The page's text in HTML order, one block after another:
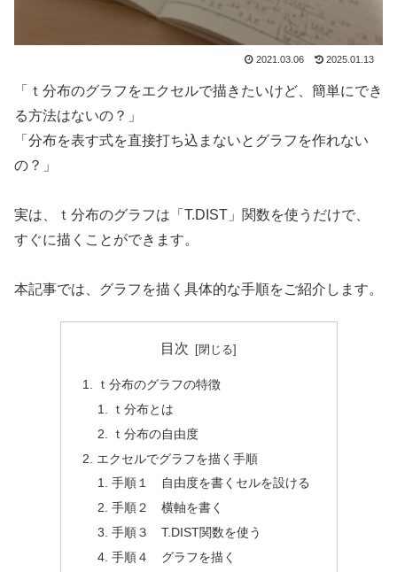
2021.03.06 2025.01.13
「ｔ分布のグラフをエクセルで描きたいけど、簡単にでき
る方法はないの？」
「分布を表す式を直接打ち込まないとグラフを作れない
の？」
実は、ｔ分布のグラフは「T.DIST」関数を使うだけで、
すぐに描くことができます。
本記事では、グラフを描く具体的な手順をご紹介します。
目次
ｔ分布のグラフの特徴
ｔ分布とは
ｔ分布の自由度
エクセルでグラフを描く手順
手順１ 自由度を書くセルを設ける
手順２ 横軸を書く
手順３ T.DIST関数を使う
手順４ グラフを描く